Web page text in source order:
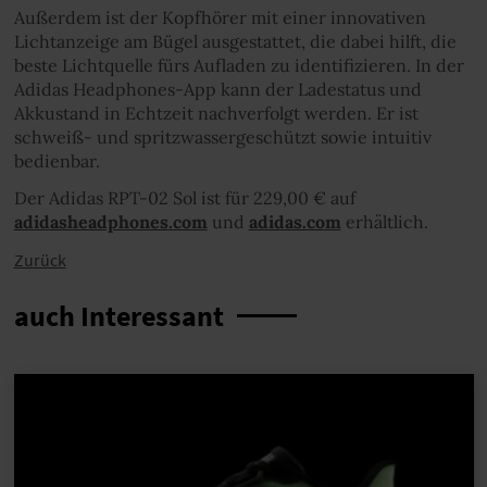
Außerdem ist der Kopfhörer mit einer innovativen
Lichtanzeige am Bügel ausgestattet, die dabei hilft, die
beste Lichtquelle fürs Aufladen zu identifizieren. In der
Adidas Headphones-App kann der Ladestatus und
Akkustand in Echtzeit nachverfolgt werden. Er ist
schweiß- und spritzwassergeschützt sowie intuitiv
bedienbar.
Der Adidas RPT-02 Sol ist für 229,00 € auf
adidasheadphones.com und adidas.com erhältlich.
Zurück
auch Interessant